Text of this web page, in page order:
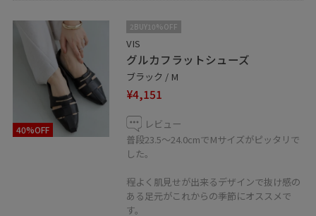
40%OFF
2BUY10%OFF
VIS
グルカフラットシューズ
ブラック / M
¥4,151
レビュー
普段23.5～24.0cmでMサイズがピッタリで
した。
程よく肌見せが出来るデザインで抜け感の
ある足元がこれからの季節にオススメで
す。